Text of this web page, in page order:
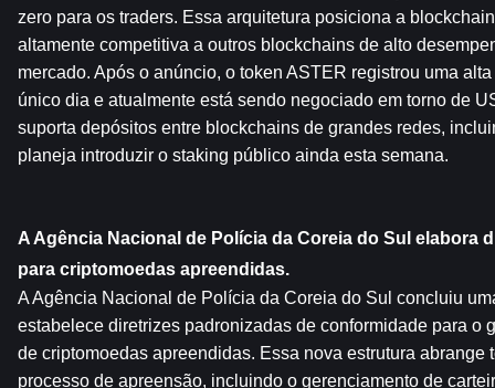
zero para os traders. Essa arquitetura posiciona a
altamente competitiva a outros blockchains de alto
mercado. Após o anúncio, o token ASTER registrou uma
único dia e atualmente está sendo negociado em torno de
suporta depósitos entre blockchains de grandes redes,
planeja introduzir o staking público ainda esta semana.
A Agência Nacional de Polícia da Coreia do Sul elabora
para criptomoedas apreendidas.
A Agência Nacional de Polícia da Coreia do Sul concluiu
estabelece diretrizes padronizadas de conformidade para o
de criptomoedas apreendidas. Essa nova estrutura abrange
processo de apreensão, incluindo o gerenciamento de